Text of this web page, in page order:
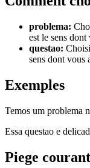
problema:
est le sens
questao:
sens dont vous
Exemples
Temos um problema
Essa questao e
Piege courant